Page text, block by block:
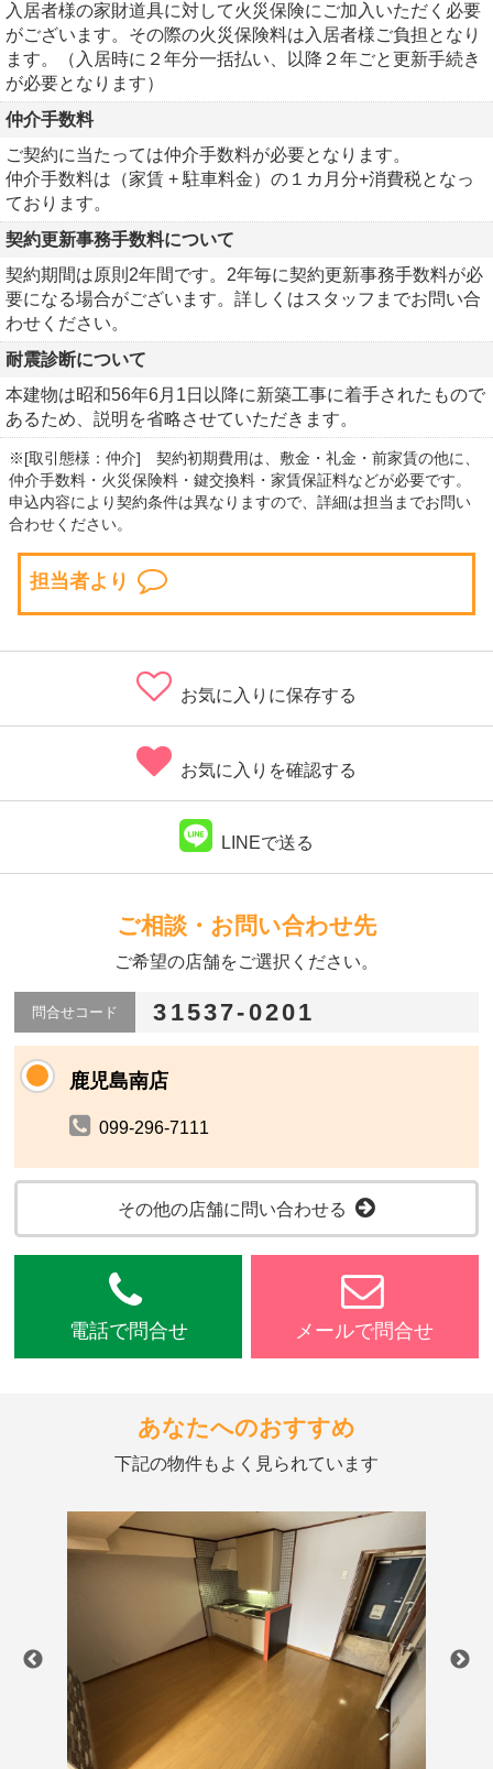
入居者様の家財道具に対して火災保険にご加入いただく必要
がございます。その際の火災保険料は入居者様ご負担となり
ます。（入居時に２年分一括払い、以降２年ごと更新手続き
が必要となります）
仲介手数料
ご契約に当たっては仲介手数料が必要となります。
仲介手数料は（家賃 + 駐車料金）の１カ月分+消費税となっ
ております。
契約更新事務手数料について
契約期間は原則2年間です。2年毎に契約更新事務手数料が必
要になる場合がございます。詳しくはスタッフまでお問い合
わせください。
耐震診断について
本建物は昭和56年6月1日以降に新築工事に着手されたもので
あるため、説明を省略させていただきます。
※[取引態様：仲介] 契約初期費用は、敷金・礼金・前家賃の他に、
仲介手数料・火災保険料・鍵交換料・家賃保証料などが必要です。
申込内容により契約条件は異なりますので、詳細は担当までお問い
合わせください。
担当者より
お気に入りに保存する
お気に入りを確認する
LINEで送る
ご相談・お問い合わせ先
ご希望の店舗をご選択ください。
問合せコード 31537-0201
鹿児島南店
099-296-7111
その他の店舗に問い合わせる
電話で問合せ メールで問合せ
あなたへのおすすめ
下記の物件もよく見られています